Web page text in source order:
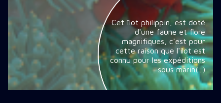
Cet îlot philippin, est doté
d'une faune et flore
magnifiques, c'est pour
cette raison que l'ilot est
connu pour les expéditions
sous marin(...)